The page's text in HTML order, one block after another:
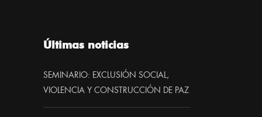
Últimas noticias
SEMINARIO: EXCLUSIÓN SOCIAL,
VIOLENCIA Y CONSTRUCCIÓN DE PAZ